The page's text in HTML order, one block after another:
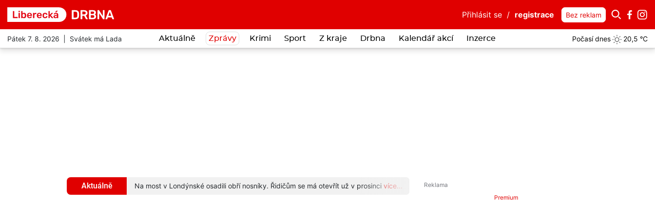
Přihlásit se / registrace Bez reklam
Pátek 7. 8. 2026 | Svátek má Lada Aktuálně Zprávy Krimi Sport Z kraje Drbna Kalendář akcí Inzerce Počasí dnes 20,5 °C
Aktuálně
Uvízly mu v zobáku, bojoval o život více...Na most v Londýnské osadili obří nosníky. Řidičům se má otevřít už v prosinci více... Znáte muže z fotky? Mohl by vědět víc o vloupání do auta Horské služby
Premium